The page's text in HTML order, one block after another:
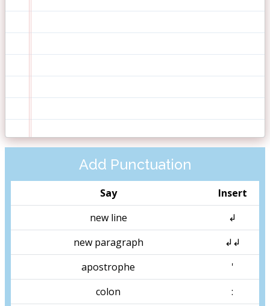
Add Punctuation
Say
Insert
new line
↲
new paragraph
↲↲
apostrophe
'
colon
: